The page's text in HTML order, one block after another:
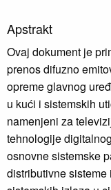
Apstrakt
Ovaj dokument je
prenos difuzno
opreme glavnog
u kući i sistemskih
namenjeni za
tehnologije
osnovne sistemske
distributivne